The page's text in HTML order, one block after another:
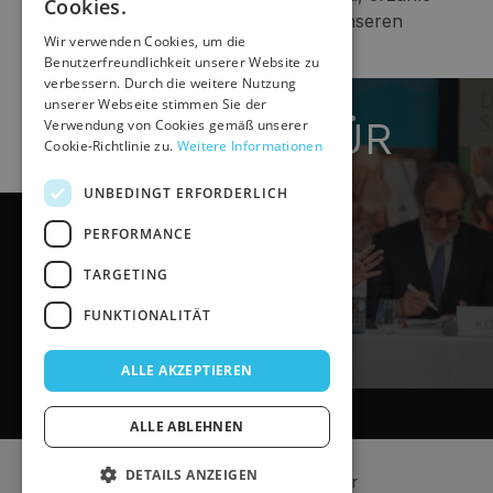
Kolleg:innen davon oder nimm an unseren
Aktionen teil.
Zeit für Veränderung
GEMEINSAM FÜR
EINE BESSERE
ZUKUNFT!
Jetzt Mitglied werden
Bleib immer auf dem
Laufenden
Wir schicken dir einmal pro Monat einen Newsletter.
Kein Spam.
Wir achten auf deine Daten in unserer Datenschutzpolitik
Über den Verein
Verein zur Gewährleistung der Interessen der
Cookies.
Wir verwenden Cookies, um die
Benutzerfreundlichkeit unserer Website zu
verbessern. Durch die weitere Nutzung
unserer Webseite stimmen Sie der
Verwendung von Cookies gemäß unserer
Cookie-Richtlinie zu. Weitere Informationen
UNBEDINGT ERFORDERLICH
PERFORMANCE
TARGETING
FUNKTIONALITÄT
ALLE AKZEPTIEREN
ALLE ABLEHNEN
DETAILS ANZEIGEN